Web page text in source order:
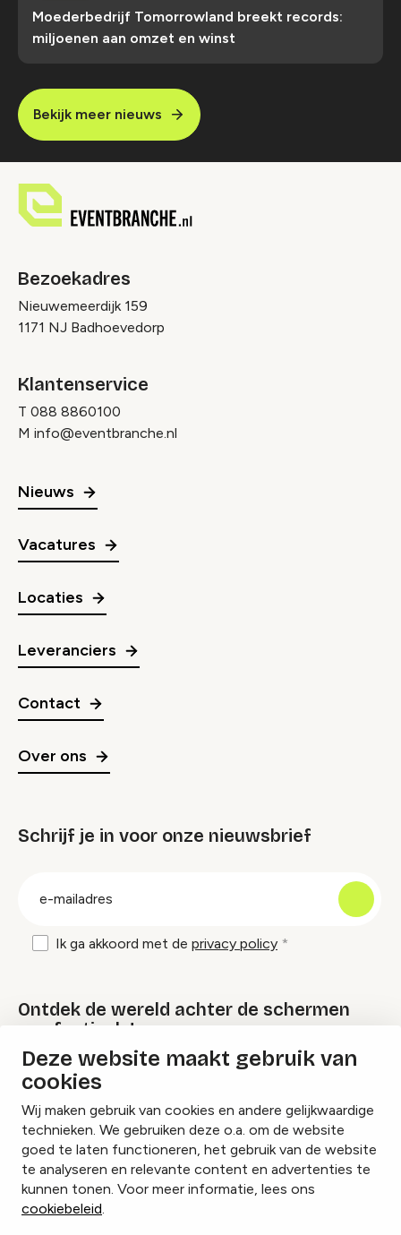
Deze website maakt gebruik van
cookies
Wij maken gebruik van cookies en andere gelijkwaardige
technieken. We gebruiken deze o.a. om de website
goed te laten functioneren, het gebruik van de website
te analyseren en relevante content en advertenties te
kunnen tonen. Voor meer informatie, lees ons
cookiebeleid.
Moederbedrijf Tomorrowland breekt records:
miljoenen aan omzet en winst
Bekijk meer nieuws
Bezoekadres
Nieuwemeerdijk 159
1171 NJ Badhoevedorp
Klantenservice
T 088 8860100
M info@eventbranche.nl
Nieuws
Vacatures
Locaties
Leveranciers
Contact
Over ons
Schrijf je in voor onze nieuwsbrief
Ik ga akkoord met de privacy policy
Ontdek de wereld achter de schermen
van festivals!
Lees onze Festival Specials
InstagramFacebookLinkedIn